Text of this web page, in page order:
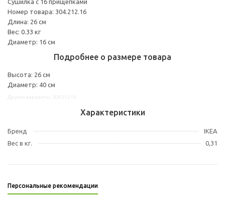
Номер товара: 304.212.16
Длина: 26 см
Вес: 0.33 кг
Диаметр: 16 см
Подробнее о размере товара
Высота: 26 см
Диаметр: 40 см
Характеристики
Бренд
IKEA
Вес в кг.
0,31
Персональные рекомендации